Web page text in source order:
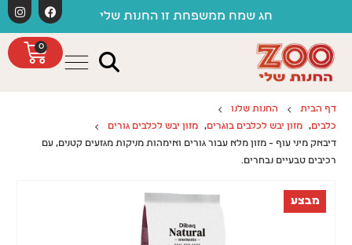
חג שמח ממשפחת זו החנות שלי
0
דף הבית
החנות שלנו
כלבים, מזון יבש לכלבים בוגרים,
מזון יבש לכלבים גורים
דיבאק מיני עוף – מזון מלא עבור גורים ואימהות מניקות מגזעים קטנים, עם
רכיבים טבעיים נבחרים.
מבצע